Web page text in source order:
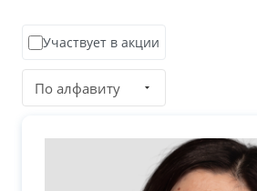
Участвует в акции
По алфавиту